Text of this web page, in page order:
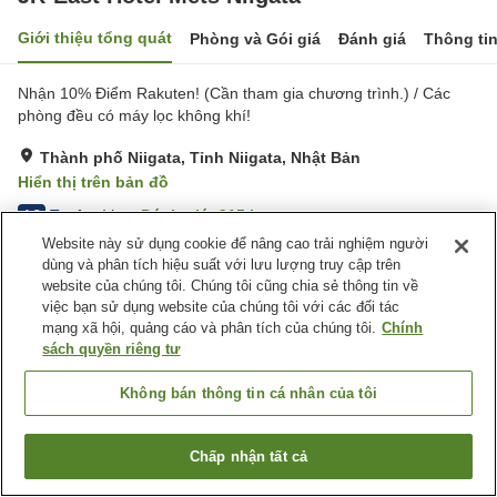
Giới thiệu tổng quát Phòng và Gói giá Đánh giá Thông
Nhận 10% Điểm Rakuten! (Cần tham gia chương trình.) / Các
phòng đều có máy lọc không khí!
Thành phố Niigata, Tỉnh Niigata, Nhật Bản
Hiển thị trên bản đồ
4.3 Tuyệt vời Đánh giá:915lượt
Tiện nghi chỗ nghỉ
Bãi đỗ xe
Nhà hàng
Máy bán hàng tự động
Phòng họp
Nhật Bản Tỉnh Niigata
Thành phố Niigata
JR-East Hotel Mets Niigata
Tìm phòng trống
Website này sử dụng cookie để nâng cao trải nghiệm người
dùng và phân tích hiệu suất với lưu lượng truy cập trên
website của chúng tôi. Chúng tôi cũng chia sẻ thông tin về
việc bạn sử dụng website của chúng tôi với các đối tác
mạng xã hội, quảng cáo và phân tích của chúng tôi. Chính
sách quyền riêng tư
Không bán thông tin cá nhân của tôi
Chấp nhận tất cả